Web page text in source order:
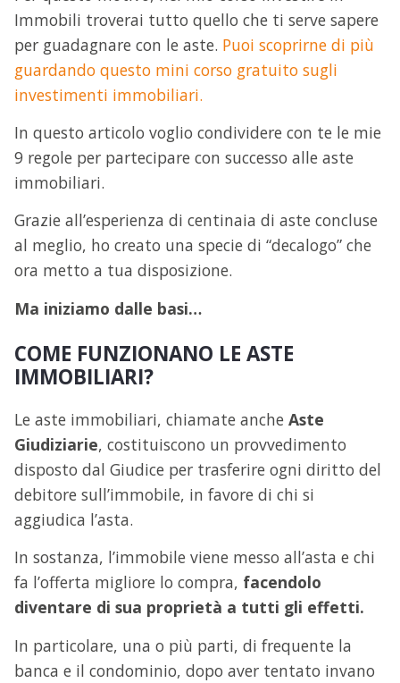
Immobili troverai tutto quello che ti serve sapere
per guadagnare con le aste. Puoi scoprirne di più
guardando questo mini corso gratuito sugli
investimenti immobiliari.
In questo articolo voglio condividere con te le mie
9 regole per partecipare con successo alle aste
immobiliari.
Grazie all’esperienza di centinaia di aste concluse
al meglio, ho creato una specie di “decalogo” che
ora metto a tua disposizione.
Ma iniziamo dalle basi…
COME FUNZIONANO LE ASTE
IMMOBILIARI?
Le aste immobiliari, chiamate anche Aste
Giudiziarie, costituiscono un provvedimento
disposto dal Giudice per trasferire ogni diritto del
debitore sull’immobile, in favore di chi si
aggiudica l’asta.
In sostanza, l’immobile viene messo all’asta e chi
fa l’offerta migliore lo compra, facendolo
diventare di sua proprietà a tutti gli effetti.
In particolare, una o più parti, di frequente la
banca e il condominio, dopo aver tentato invano